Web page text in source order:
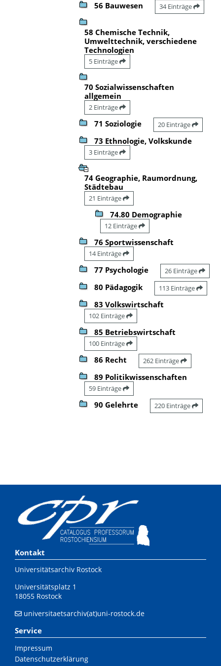
56 Bauwesen 34 Einträge
58 Chemische Technik,
Umwelttechnik, verschiedene
Technologien
5 Einträge
70 Sozialwissenschaften
allgemein
2 Einträge
71 Soziologie 20 Einträge
73 Ethnologie, Volkskunde
3 Einträge
74 Geographie, Raumordnung,
Städtebau
21 Einträge
74.80 Demographie
12 Einträge
76 Sportwissenschaft
14 Einträge
77 Psychologie 26 Einträge
80 Pädagogik 113 Einträge
83 Volkswirtschaft
102 Einträge
85 Betriebswirtschaft
100 Einträge
86 Recht 262 Einträge
89 Politikwissenschaften
59 Einträge
90 Gelehrte 220 Einträge
Kontakt
Universitätsarchiv Rostock
Universitätsplatz 1
18055 Rostock
universitaetsarchiv(at)uni-rostock.de
Service
Impressum
Datenschutzerklärung